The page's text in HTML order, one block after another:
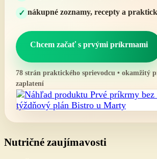
nákupné zoznamy, recepty a
Chcem začať s prvými príkrmami
78 strán praktického sprievodcu • okamžitý
zaplatení
Nutričné zaujímavosti